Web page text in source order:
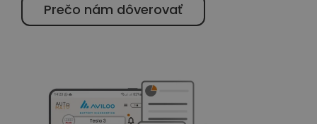
Prečo nám dôverovať